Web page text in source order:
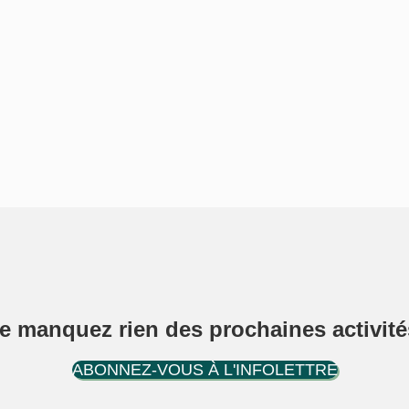
manquez rien des prochaines
ABONNEZ-VOUS À L'INFOLETTRE